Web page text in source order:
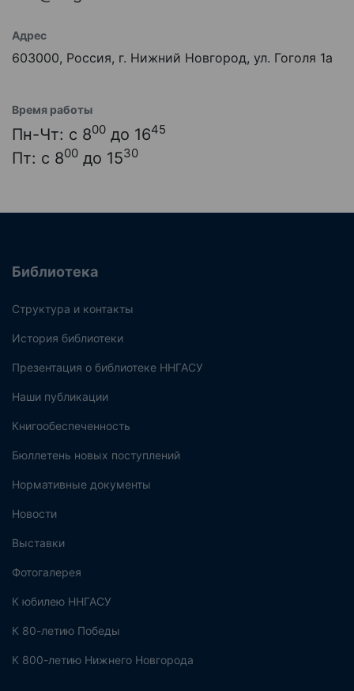
Адрес
603000, Россия, г. Нижний Новгород, ул. Гоголя 1а
Время работы
Пн-Чт: с 800 до 1645
Пт: с 800 до 1530
Библиотека
Структура и контакты
История библиотеки
Презентация о библиотеке ННГАСУ
Наши публикации
Книгообеспеченность
Бюллетень новых поступлений
Нормативные документы
Новости
Выставки
Фотогалерея
К юбилею ННГАСУ
К 80-летию Победы
К 800-летию Нижнего Новгорода